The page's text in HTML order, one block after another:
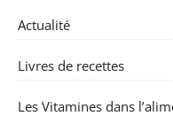
Actualité
Livres de recettes
Les Vitamines dans